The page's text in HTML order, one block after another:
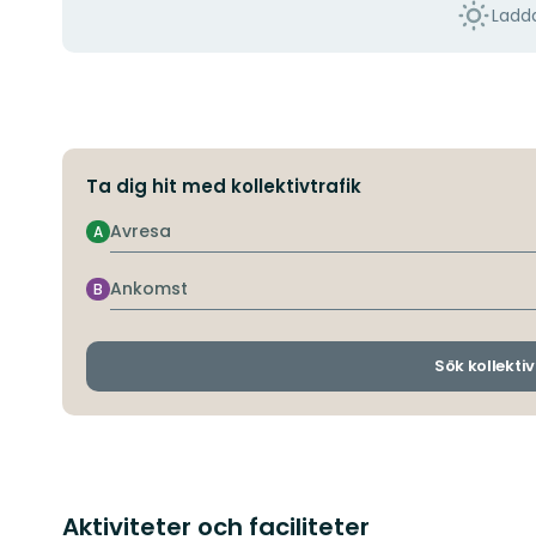
Ta dig hit med kollektivtrafik
Avresa
A
Ankomst
B
Sök
Aktiviteter och faciliteter